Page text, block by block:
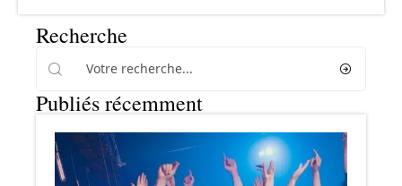
Recherche
Publiés récemment